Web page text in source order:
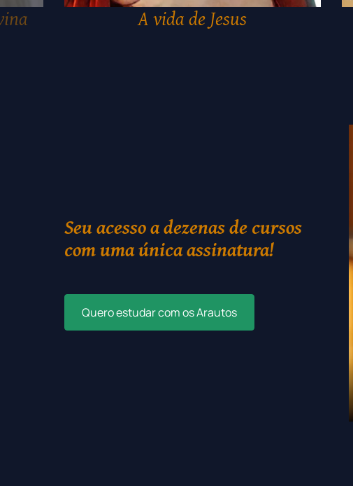
A vida de Jesus
Seu acesso a dezenas de cursos
com uma única assinatura!
Quero estudar com os Arautos